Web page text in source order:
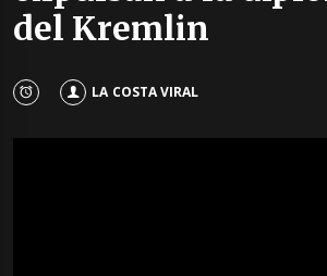
del Kremlin
LA COSTA VIRAL